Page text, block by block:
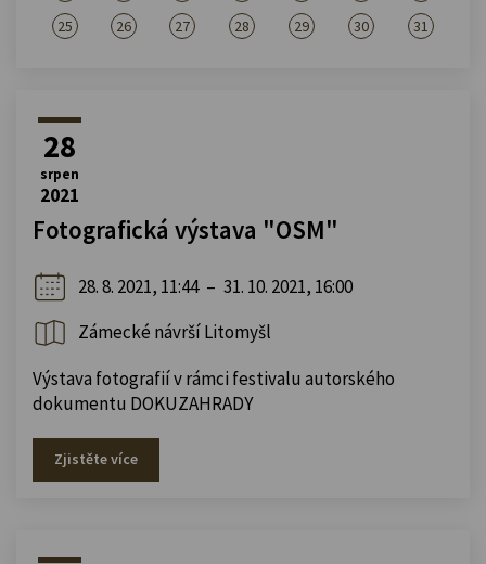
25
26 27 28 29 30 31
28
srpen
2021
Fotografická výstava "OSM"
28. 8. 2021, 11:44 – 31. 10. 2021, 16:00
Zámecké návrší Litomyšl
Výstava fotografií v rámci festivalu autorského
dokumentu DOKUZAHRADY
Zjistěte více